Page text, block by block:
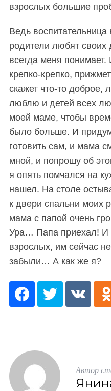
взрослых большие
Ведь воспитательница
родители любят своих
всегда меня
крепко-крепко,
скажет что-то доброе,
люблю и детей всех
моей маме, чтобы
было больше. И
готовить сам, и мама
мной, и попрошу об
я опять помчался на
нашел. На столе
к двери спальни моих
мама с папой очень
Ура… Папа приехал! И
взрослых, им сейчас
забыли… А как же я?
Автор